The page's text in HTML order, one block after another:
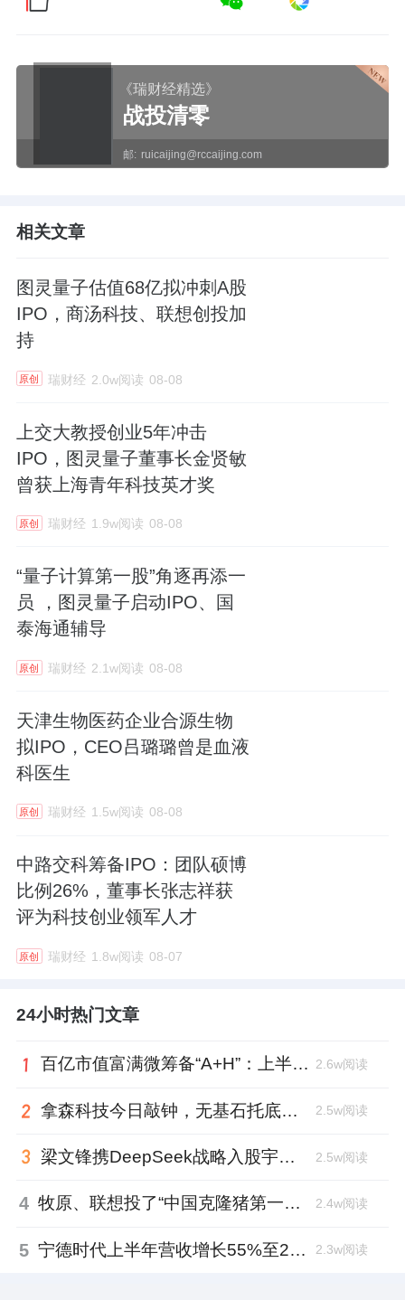
《瑞财经精选》
战投清零
邮: ruicaijing@rccaijing.com
相关文章
图灵量子估值68亿拟冲刺A股
IPO，商汤科技、联想创投加
持
原创 瑞财经 2.0w阅读 08-08
上交大教授创业5年冲击
IPO，图灵量子董事长金贤敏
曾获上海青年科技英才奖
原创 瑞财经 1.9w阅读 08-08
“量子计算第一股”角逐再添一
员 ，图灵量子启动IPO、国
泰海通辅导
原创 瑞财经 2.1w阅读 08-08
天津生物医药企业合源生物
拟IPO，CEO吕璐璐曾是血液
科医生
原创 瑞财经 1.5w阅读 08-08
中路交科筹备IPO：团队硕博
比例26%，董事长张志祥获
评为科技创业领军人才
原创 瑞财经 1.8w阅读 08-07
24小时热门文章
百亿市值富满微筹备“A+H”：上半年净利大增353%，99年董秘、01年证代上位 2.6w阅读
拿森科技今日敲钟，无基石托底，上市市值超百亿 2.5w阅读
梁文锋携DeepSeek战略入股宇树科技，斥资1.4亿锁定3年 2.5w阅读
4 牧原、联想投了“中国克隆猪第一人”，中科奥格完成超2亿元A3轮融资 2.4w阅读
5 宁德时代上半年营收增长55%至2769亿元、日赚超2亿，中期分红近62亿元 2.3w阅读